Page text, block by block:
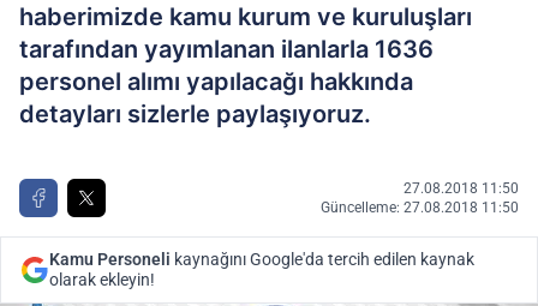
haberimizde kamu kurum ve kuruluşları
tarafından yayımlanan ilanlarla 1636
personel alımı yapılacağı hakkında
detayları sizlerle paylaşıyoruz.
27.08.2018 11:50
Güncelleme: 27.08.2018 11:50
Kamu Personeli kaynağını Google'da tercih edilen kaynak
olarak ekleyin!